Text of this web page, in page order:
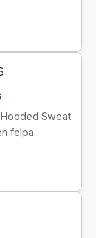
Sweat
felpa...